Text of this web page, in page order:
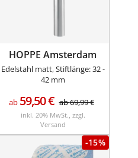
HOPPE Amsterdam
Edelstahl matt, Stiftlänge: 32 -
42 mm
ab 59,50€ ab69,99€
inkl. 20% MwSt., zzgl.
Versand
-15%